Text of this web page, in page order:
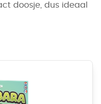
doosje, dus ideaal